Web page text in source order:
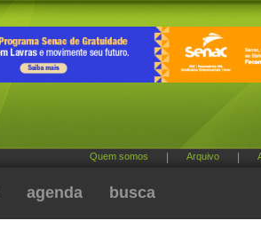
Quem somos Arquivo
agenda busca